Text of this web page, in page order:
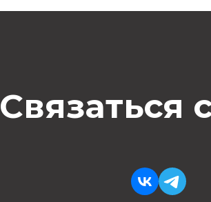
Связаться